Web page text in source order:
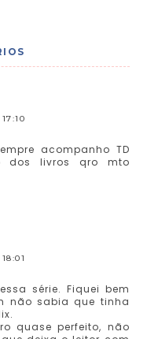
acompanho TD
dos livros qro mto
série. Fiquei bem
não sabia que tinha
quase perfeito, não